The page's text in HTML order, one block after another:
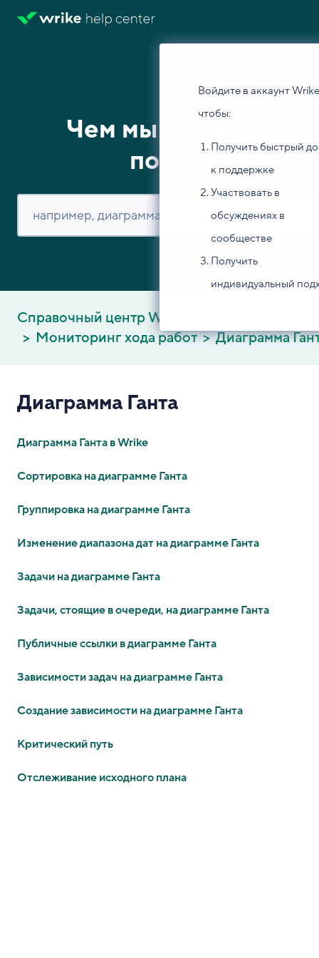
Войдите в аккаунт
чтобы:
Получить быстрый
к поддержке
Участвовать в
обсуждениях в
сообществе
Получить
индивидуальный
Чем мы можем вам
помочь?
Справочный центр Wrike
Мониторинг хода работ
Диаграмма
Диаграмма Ганта
Диаграмма Ганта в Wrike
Сортировка на диаграмме Ганта
Группировка на диаграмме Ганта
Изменение диапазона дат на диаграмме Ганта
Задачи на диаграмме Ганта
Задачи, стоящие в очереди, на диаграмме Ганта
Публичные ссылки в диаграмме Ганта
Зависимости задач на диаграмме Ганта
Создание зависимости на диаграмме Ганта
Критический путь
Отслеживание исходного плана